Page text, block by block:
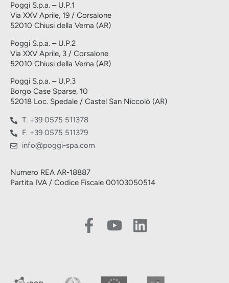
Poggi S.p.a. – U.P.1
Via XXV Aprile, 19 / Corsalone
52010 Chiusi della Verna (AR)
Poggi S.p.a. – U.P.2
Via XXV Aprile, 3 / Corsalone
52010 Chiusi della Verna (AR)
Poggi S.p.a. – U.P.3
Borgo Case Sparse, 10
52018 Loc. Spedale / Castel San Niccolò (AR)
T. +39 0575 511378
F. +39 0575 511379
info@poggi-spa.com
Numero REA AR-18887
Partita IVA / Codice Fiscale 00103050514